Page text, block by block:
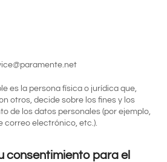
es la persona física o jurídica que,
otros, decide sobre los fines y los
de los datos personales (por ejemplo,
correo electrónico, etc.).
consentimiento para el